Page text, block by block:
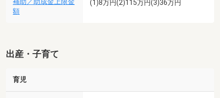
補助／助成金上限金
額
(1)8万円(2)115万円(3)36万円
出産・子育て
育児